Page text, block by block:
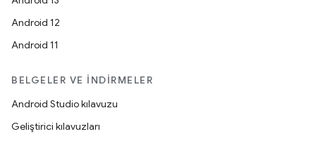
Android 12
Android 11
BELGELER VE İNDIRMELER
Android Studio kılavuzu
Geliştirici kılavuzları